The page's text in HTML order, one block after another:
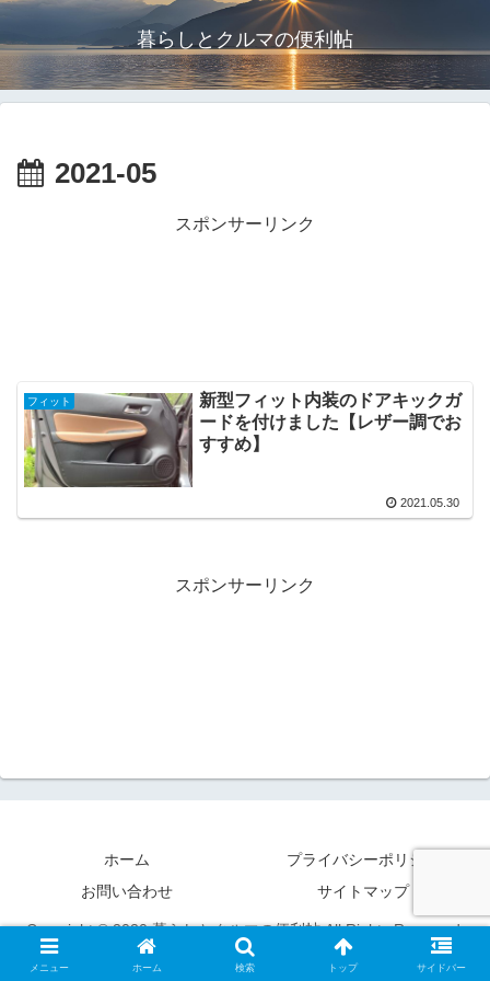
暮らしとクルマの便利帖
2021-05
スポンサーリンク
フィット
新型フィット内装のドアキックガ
ードを付けました【レザー調でお
すすめ】
2021.05.30
スポンサーリンク
ホーム
プライバシーポリシー
お問い合わせ
サイトマップ
Copyright © 2020 暮らしとクルマの便利帖 All Rights Reserved.
メニュー ホーム 検索 トップ サイドバー